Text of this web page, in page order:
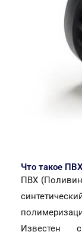
Что такое
ПВХ
Известен